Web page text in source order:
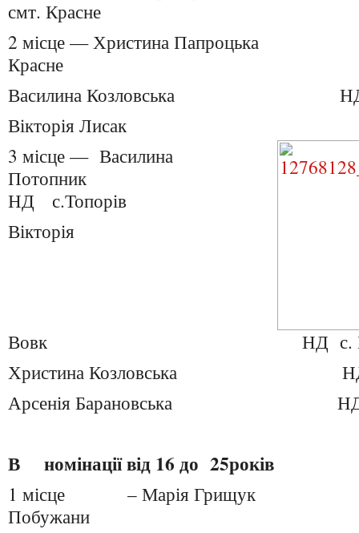
смт. Красне
2 місце — Христина
Красне
Василина Козловська НД
Вікторія Лисак НД с.
3 місце — Василина
Потопник
НД с.Топорів
Вікторія
Вовк НД с.
Христина Козловська НД с.
Арсенія Барановська НД с.
В номінації від 16 до 25років
1 місце – Марія
Побужани